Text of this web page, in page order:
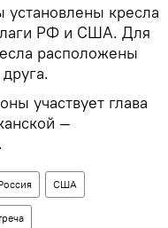
кресла
РФ и США. Для
расположены
участвует глава
—
США